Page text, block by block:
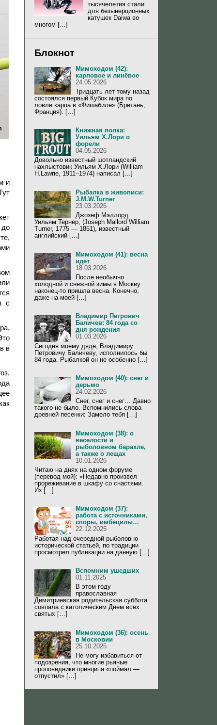
и
до
с
в
тысячелетия стали
для безынерционных
катушек Daiwa во
многом […]
Блокнот
Мимоходом (42):
карповое и линёвое
24.05.2026
Тридцать лет тому назад
состоялся первый Кубок мира по
ловле карпа в «Фишабиле» (Бретань,
Франция). […]
Книжная полка:
Уильям Х.Лори о
форели
04.05.2026
Довольно известный шотландский
нахлыстовик Уильям Х.Лори (William
H.Lawrie, 1911–1974) написал […]
Рыбалка в живописи:
J.M.W.Turner
23.03.2026
Джозеф Мэллорд
Уильям Тернер, (Joseph Mallord William
Turner, 1775 — 1851), известный
английский […]
Мимоходом (41): весна
идет
18.03.2026
После необычно
холодной и снежной зимы в Москву
наконец-то пришла весна. Конечно,
даже на моей […]
Владимир Петрович
Баличев: 84 года со
дня рождения
01.03.2026
Сегодня моему дяде, Владимиру
Петровичу Баличеву, исполнилось бы
84 года. Рыбалкой он не особенно […]
Мимоходом (40): снег и
дерьмо
24.02.2026
Снег, снег и снег… Давно
такого не было. Вспомнились слова
древней песенки: Замело тебя […]
Мимоходом (38): о
веселости и
рыболовном барахле,
а также о лещах
10.01.2026
Читаю на днях на одном форуме
(перевод мой): «Недавно произвел
прореживание в шкафу со снастями.
Из […]
Мимоходом (37):
работа с источниками,
споры, имбецилы…
22.12.2025
Работая над очередной рыболовно-
исторической статьей, по традиции
просмотрел публикации на данную […]
Вспомним ушедших
01.11.2025
В этом году
православная
Димитриевская родительская суббота
совпала с католическим Днем всех
святых […]
Мимоходом (36): осень
в Московии
25.10.2025
Не могу избавиться от
подозрения, что многие рьяные
проповедники принципа «поймал —
отпустил» […]